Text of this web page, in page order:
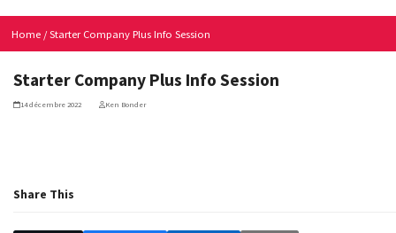
Home /Starter Company Plus Info Session
Starter Company Plus Info Session
14 décembre 2022 Ken Bonder
Share This